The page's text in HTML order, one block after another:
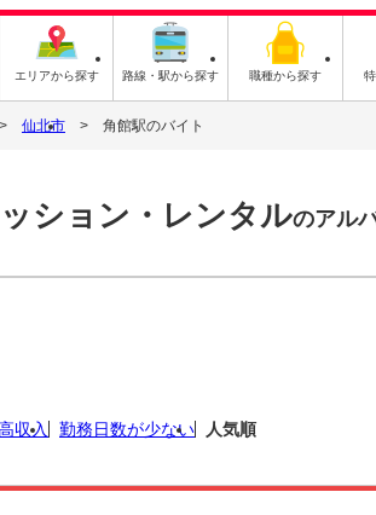
エリアから探す 路線・駅から探す 職種から探す
仙北市 角館駅のバイト
ション・レンタルのアル
収入 勤務日数が少ない 人気順